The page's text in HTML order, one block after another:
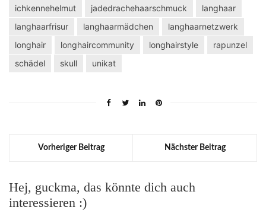
ichkennehelmut
jadedrachehaarschmuck
langhaar
langhaarfrisur
langhaarmädchen
langhaarnetzwerk
longhair
longhaircommunity longhairstyle
rapunzel
schädel
skull unikat
Vorheriger Beitrag Nächster Beitrag
Hej, guckma, das könnte dich auch
interessieren :)